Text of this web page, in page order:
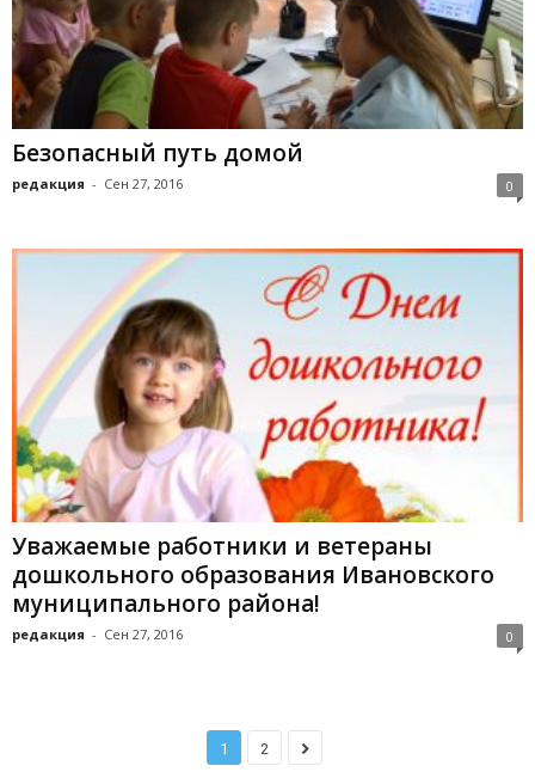
Безопасный путь домой
редакция - Сен 27, 2016 0
Уважаемые работники и ветераны
дошкольного образования Ивановского
муниципального района!
редакция - Сен 27, 2016 0
1 2